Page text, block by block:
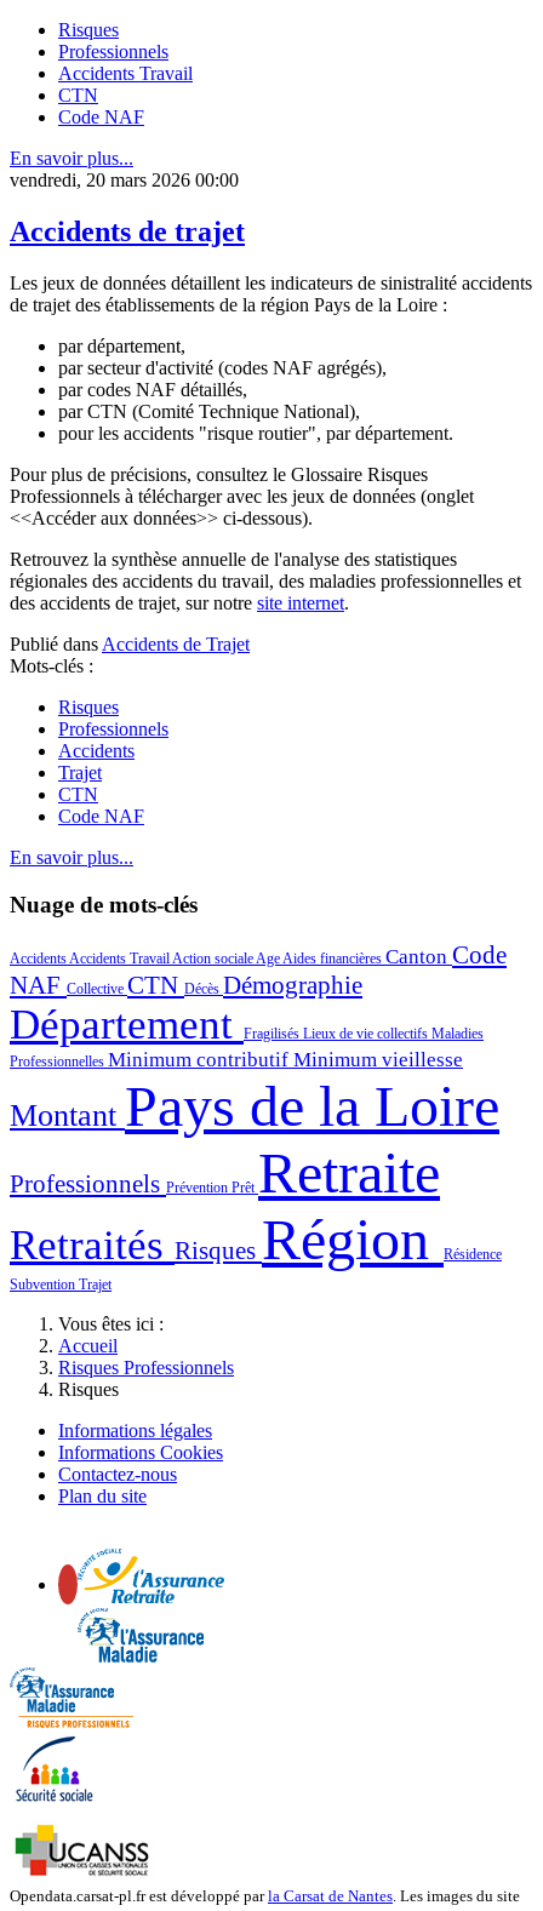
Risques
Professionnels
Accidents Travail
CTN
Code NAF
En savoir plus...
vendredi, 20 mars 2026 00:00
Accidents de trajet
Les jeux de données détaillent les indicateurs de sinistralité accidents
de trajet des établissements de la région Pays de la Loire :
par département,
par secteur d'activité (codes NAF agrégés),
par codes NAF détaillés,
par CTN (Comité Technique National),
pour les accidents "risque routier", par département.
Pour plus de précisions, consultez le Glossaire Risques
Professionnels à télécharger avec les jeux de données (onglet
<<Accéder aux données>> ci-dessous).
Retrouvez la synthèse annuelle de l'analyse des statistiques
régionales des accidents du travail, des maladies professionnelles et
des accidents de trajet, sur notre site internet.
Publié dans Accidents de Trajet
Mots-clés :
Risques
Professionnels
Accidents
Trajet
CTN
Code NAF
En savoir plus...
Nuage de mots-clés
AccidentsAccidents TravailAction socialeAgeAides financières Canton Code
NAF Collective CTN Décès Démographie
Département Fragilisés Lieux de vie collectifs Maladies
Professionnelles Minimum contributif Minimum vieillesse
Montant Pays de la Loire
Professionnels Prévention Prêt Retraite
Retraités Risques Région
Résidence
Subvention Trajet
Vous êtes ici :
Accueil
Risques Professionnels
Risques
Informations légales
Informations Cookies
Contactez-nous
Plan du site
Opendata.carsat-pl.fr est développé parla Carsat de Nantes. Les images du site